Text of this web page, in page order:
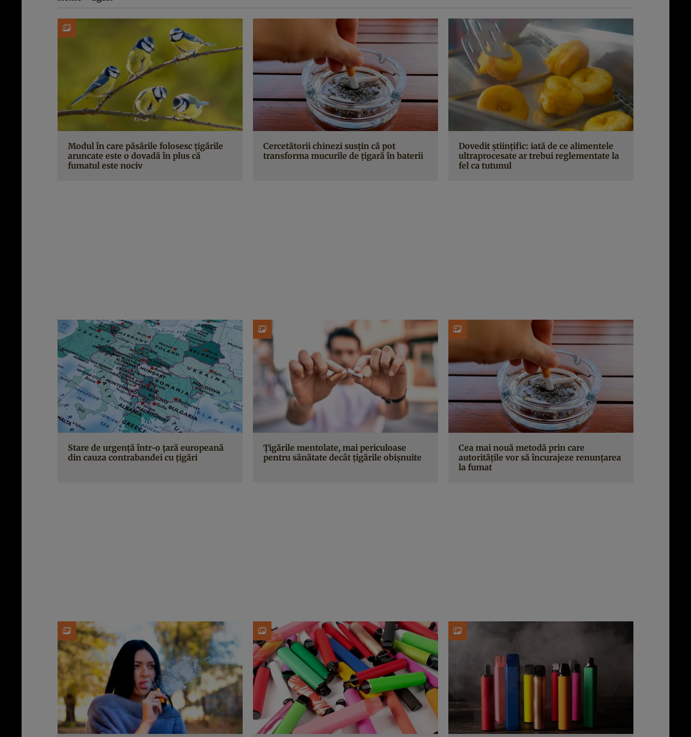
Modul în care păsările folosesc țigările
aruncate este o dovadă în plus că
fumatul este nociv
Cercetătorii chinezi susțin că pot
transforma mucurile de țigară în baterii
Dovedit științific: iată de ce alimentele
ultraprocesate ar trebui reglementate la
fel ca tutunul
Stare de urgență într-o țară europeană
din cauza contrabandei cu țigări
Țigările mentolate, mai periculoase
pentru sănătate decât țigările obișnuite
Cea mai nouă metodă prin care
autoritățile vor să încurajeze renunțarea
la fumat